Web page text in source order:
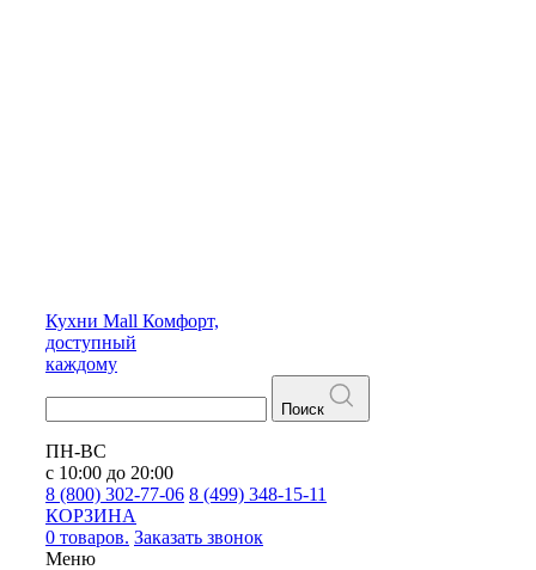
Кухни Mall Комфорт,
доступный
каждому
Поиск
ПН-ВС
с 10:00 до 20:00
8 (800) 302-77-06 8 (499) 348-15-11
КОРЗИНА
0 товаров. Заказать звонок
Меню